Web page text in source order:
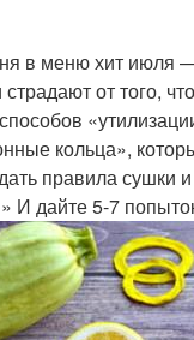
в меню хит июля
от того,
кольца»,
правила сушки
И дайте 5-7